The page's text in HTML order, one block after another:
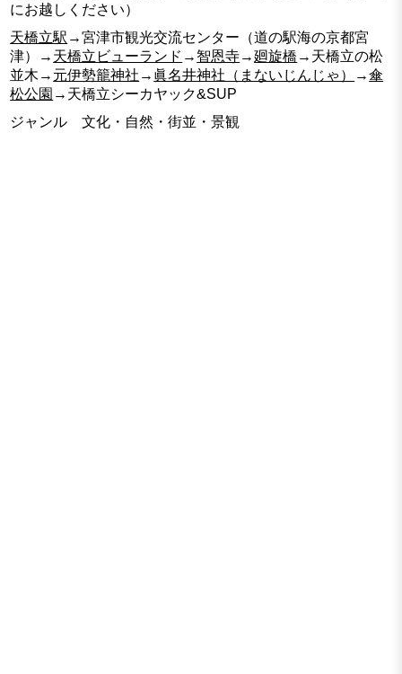
にお越しください）
天橋立駅 →宮津市観光交流センター（道の駅海の京都宮
津）→ 天橋立ビューランド → 智恩寺→廻旋橋 →天橋立の松
並木→ 元伊勢籠神社 → 眞名井神社（まないじんじゃ） →傘
松公園 →天橋立シーカヤック&SUP
ジャンル 文化・自然・街並・景観